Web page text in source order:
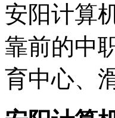
安阳计算
靠前的中
育中心、